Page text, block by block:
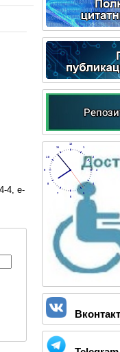
4, e-
1
2
3
4
5
6
7
8
9
10
11
12